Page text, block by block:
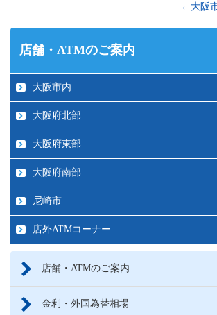
←大阪
店舗・ATMのご案内
大阪市内
大阪府北部
大阪府東部
大阪府南部
尼崎市
店外ATMコーナー
店舗・ATMのご案内
金利・外国為替相場